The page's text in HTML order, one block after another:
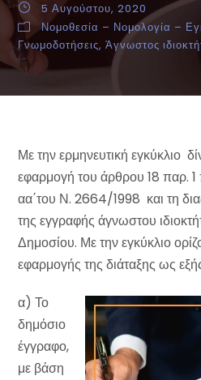
5 Αυγούστου, 2020
Νομοθεσία – Νομολογία –
Γνωμοδοτήσεις, Άγνωστος
Με την ερμηνευτική εγκύκλιο
εφαρμογή του άρθρου 18 παρ. 1
αα΄του Ν. 2664/1998 και τη
της εγγραφής άγνωστου
Δημοσίου. Με την εγκύκλιο
εφαρμογής της διάταξης ως
α) Το
δημόσιο
έγγραφο,
με βάση